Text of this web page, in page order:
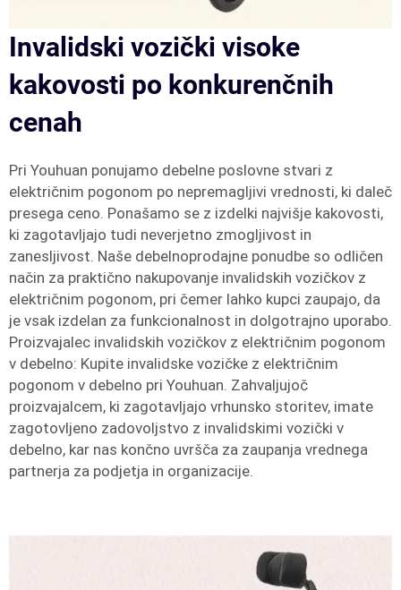
Invalidski vozički visoke
kakovosti po konkurenčnih
cenah
Pri Youhuan ponujamo debelne poslovne stvari z
električnim pogonom po nepremagljivi vrednosti, ki daleč
presega ceno. Ponašamo se z izdelki najvišje kakovosti,
ki zagotavljajo tudi neverjetno zmogljivost in
zanesljivost. Naše debelnoprodajne ponudbe so odličen
način za praktično nakupovanje invalidskih vozičkov z
električnim pogonom, pri čemer lahko kupci zaupajo, da
je vsak izdelan za funkcionalnost in dolgotrajno uporabo.
Proizvajalec invalidskih vozičkov z električnim pogonom
v debelno: Kupite invalidske vozičke z električnim
pogonom v debelno pri Youhuan. Zahvaljujoč
proizvajalcem, ki zagotavljajo vrhunsko storitev, imate
zagotovljeno zadovoljstvo z invalidskimi vozički v
debelno, kar nas končno uvršča za zaupanja vrednega
partnerja za podjetja in organizacije.